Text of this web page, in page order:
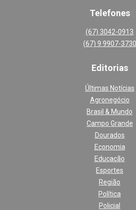
Telefones
(67) 3042-0913
(67) 9 9907-3730
Editorias
Últimas Notícias
Agronegócio
Brasil & Mundo
Campo Grande
Dourados
Economia
Educação
Esportes
Região
Política
Policial